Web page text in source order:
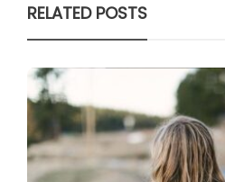
RELATED POSTS